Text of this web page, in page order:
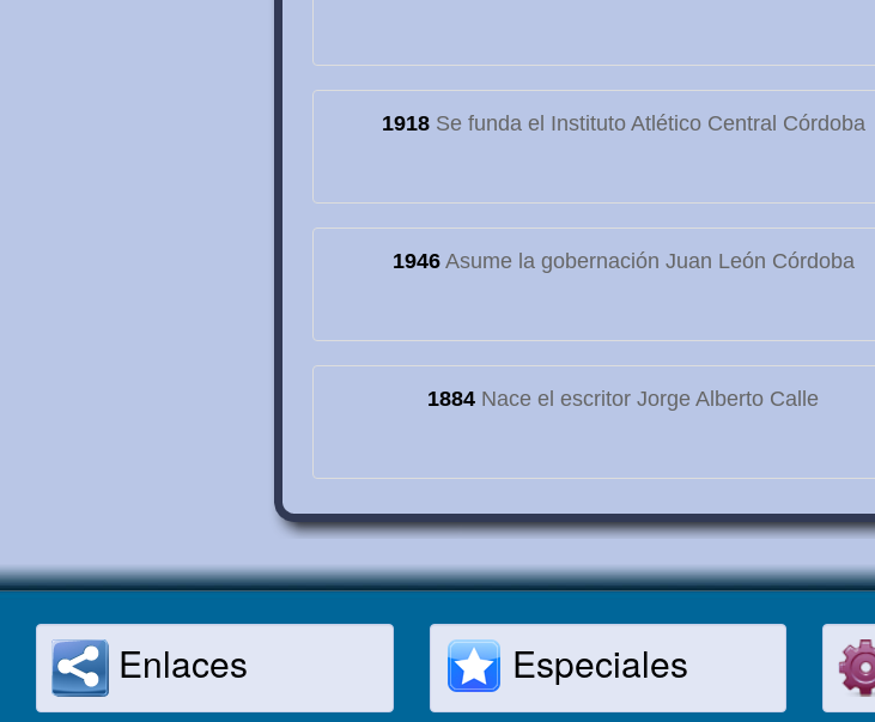
1918Se funda el Instituto Atlético Central Córdoba
1946Asume la gobernación Juan León Córdoba
1884 Nace el escritor Jorge Alberto Calle
Enlaces Especiales